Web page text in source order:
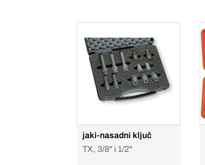
jaki-nasadni ključ
TX, 3/8" i 1/2"